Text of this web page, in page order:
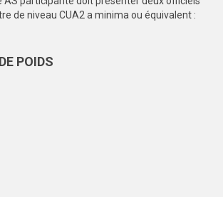
DISTRICT CENTRE
DE MATCH
de niveau CUA2 a minima ou équivalent :
POIDS